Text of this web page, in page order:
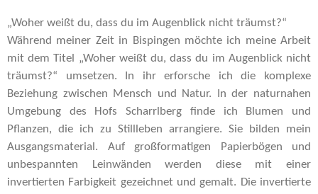
„Woher weißt du, dass du im Augenblick nicht träumst?“
Während meiner Zeit in Bispingen möchte ich meine Arbeit
mit dem Titel „Woher weißt du, dass du im Augenblick nicht
träumst?“ umsetzen. In ihr erforsche ich die komplexe
Beziehung zwischen Mensch und Natur. In der naturnahen
Umgebung des Hofs Scharrlberg finde ich Blumen und
Pflanzen, die ich zu Stillleben arrangiere. Sie bilden mein
Ausgangsmaterial. Auf großformatigen Papierbögen und
unbespannten Leinwänden werden diese mit einer
invertierten Farbigkeit gezeichnet und gemalt. Die invertierte